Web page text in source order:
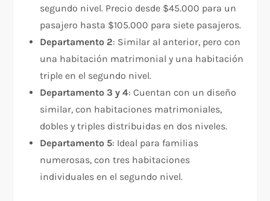
segundo nivel. Precio desde $45.000 para un
pasajero hasta $105.000 para siete pasajeros.
Departamento 2: Similar al anterior, pero con
una habitación matrimonial y una habitación
triple en el segundo nivel.
Departamento 3 y 4: Cuentan con un diseño
similar, con habitaciones matrimoniales,
dobles y triples distribuidas en dos niveles.
Departamento 5: Ideal para familias
numerosas, con tres habitaciones
individuales en el segundo nivel.